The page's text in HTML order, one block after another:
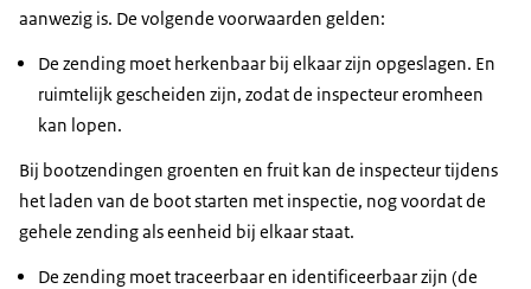
aanwezig is. De volgende voorwaarden gelden:
De zending moet herkenbaar bij elkaar zijn opgeslagen. En
ruimtelijk gescheiden zijn, zodat de inspecteur eromheen
kan lopen.
Bij bootzendingen groenten en fruit kan de inspecteur tijdens
het laden van de boot starten met inspectie, nog voordat de
gehele zending als eenheid bij elkaar staat.
De zending moet traceerbaar en identificeerbaar zijn (de